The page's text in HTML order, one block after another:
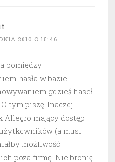
2010 O 15:46
pomiędzy
hasła w bazie
gdzieś haseł
tym piszę. Inaczej
Allegro mający dostęp
(a musi
możliwość
poza firmę. Nie bronię